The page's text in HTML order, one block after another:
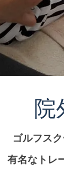
院
ゴルフス
有名なトレ